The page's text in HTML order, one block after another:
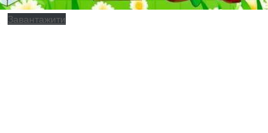
Завантажити